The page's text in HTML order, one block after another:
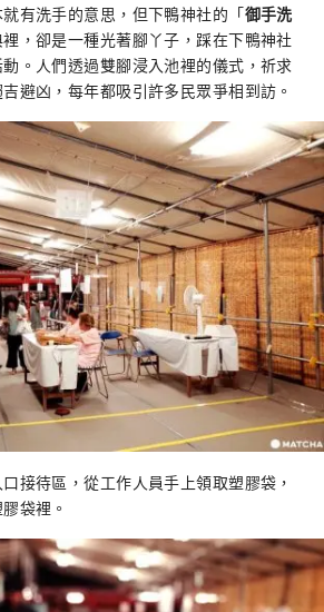
有洗手的意思，但下鴨神社的「御手洗
裡，卻是一種光著腳丫子，踩在下鴨神社
動。人們透過雙腳浸入池裡的儀式，祈求
避凶，每年都吸引許多民眾爭相到訪。
接待區，從工作人員手上領取塑膠袋，
袋裡。